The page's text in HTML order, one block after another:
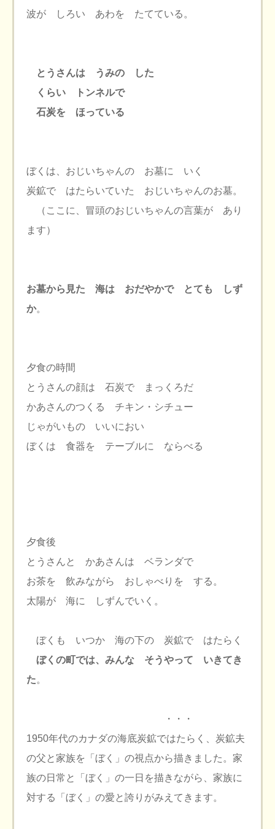
波が しろい あわを たてている。
とうさんは うみの した
くらい トンネルで
石炭を ほっている
ぼくは、おじいちゃんの お墓に いく
炭鉱で はたらいていた おじいちゃんのお墓。
（ここに、冒頭のおじいちゃんの言葉が あり
ます）
お墓から見た 海は おだやかで とても しず
か。
夕食の時間
とうさんの顔は 石炭で まっくろだ
かあさんのつくる チキン・シチュー
じゃがいもの いいにおい
ぼくは 食器を テーブルに ならべる
夕食後
とうさんと かあさんは ベランダで
お茶を 飲みながら おしゃべりを する。
太陽が 海に しずんでいく。
ぼくも いつか 海の下の 炭鉱で はたらく
ぼくの町では、みんな そうやって いきてき
た。
・・・
1950年代のカナダの海底炭鉱ではたらく、炭鉱夫
の父と家族を「ぼく」の視点から描きました。家
族の日常と「ぼく」の一日を描きながら、家族に
対する「ぼく」の愛と誇りがみえてきます。